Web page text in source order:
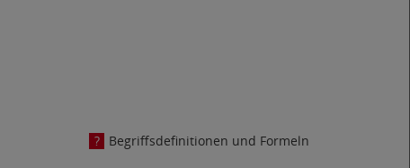
Begriffsdefinitionen und Formeln